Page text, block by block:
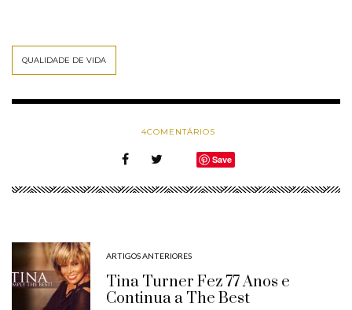
QUALIDADE DE VIDA
4COMENTÁRIOS
Save
ARTIGOS ANTERIORES
Tina Turner Fez 77 Anos e
Continua a The Best